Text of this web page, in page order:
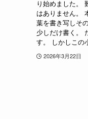
り始めました。
はありません。
葉を書き写しそ
少しだけ書く。
す。 しかしこの
2026年3月22日